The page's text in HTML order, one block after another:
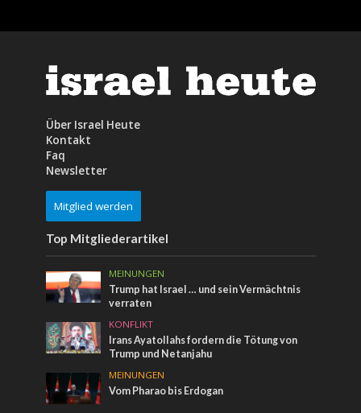
Über Israel Heute
Kontakt
Faq
Newsletter
Mitglied werden
Top Mitgliederartikel
MEINUNGEN
Trump hat Israel … und sein Vermächtnis
verraten
KONFLIKT
Irans Ayatollahs fordern die Tötung von
Trump und Netanjahu
MEINUNGEN
Vom Pharao bis Erdogan